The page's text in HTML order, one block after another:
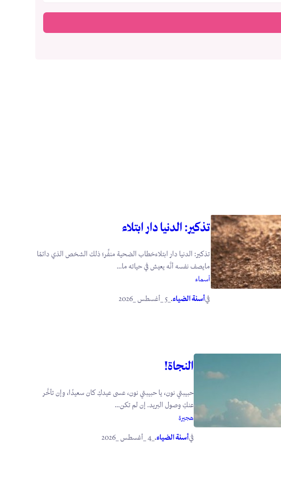
تذكير: الدنيا دار ابتلاء
تذكير: الدنيا دار ابتلاءخطاب الضحية منفِّر؛ ذلك الشخص الذي دائمًا
مايصف نفسه أنَّه يعيش في حياته ما…
أسماء
فيأسنة الضياء.
النجاة!
حبيبتي نون، يا حبيبتي نون، عسى عيدكِ كان سعيدًا، وإن تأخَّر
عنكِ وصول البريد. إن لم تكن…
هجيرة
فيأسنة الضياء.